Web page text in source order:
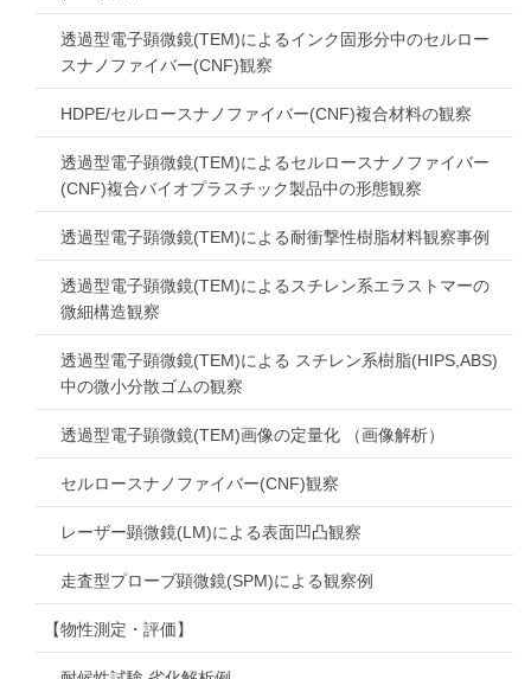
透過型電子顕微鏡(TEM)によるインク固形分中のセルロー
スナノファイバー(CNF)観察
HDPE/セルロースナノファイバー(CNF)複合材料の観察
透過型電子顕微鏡(TEM)によるセルロースナノファイバー
(CNF)複合バイオプラスチック製品中の形態観察
透過型電子顕微鏡(TEM)による耐衝撃性樹脂材料観察事例
透過型電子顕微鏡(TEM)によるスチレン系エラストマーの
微細構造観察
透過型電子顕微鏡(TEM)による スチレン系樹脂(HIPS,ABS)
中の微小分散ゴムの観察
透過型電子顕微鏡(TEM)画像の定量化 （画像解析）
セルロースナノファイバー(CNF)観察
レーザー顕微鏡(LM)による表面凹凸観察
走査型プローブ顕微鏡(SPM)による観察例
【物性測定・評価】